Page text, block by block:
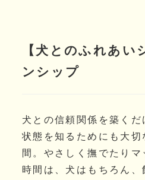
【犬とのふれあ
ンシップ
犬との信頼関係を築く
状態を知るためにも大
間。やさしく撫でたり
時間は、犬はもちろん